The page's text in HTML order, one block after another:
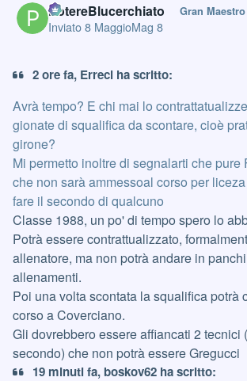
PotereBlucerchiato Gran Maestro
Inviato8 MaggioMag 8
2 ore fa, Erreci ha scritto:
Avrà tempo? E chi mai lo
gionate di squalifica da scontare, cioè
girone?
Mi permetto inoltre di segnalarti che pure
che non sarà ammessoal corso per
fare il secondo di qualcuno
Classe 1988, un po' di tempo spero lo
Potrà essere contrattualizzato,
allenatore, ma non potrà andare in
allenamenti.
Poi una volta scontata la squalifica potrà
corso a Coverciano.
Gli dovrebbero essere affiancati 2 tecnici
secondo) che non potrà essere Gregucci
19 minuti fa, boskov62 ha scritto: